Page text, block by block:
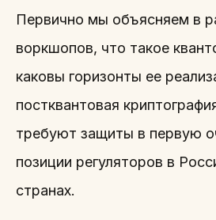
Первично мы объясняем в
воркшопов, что такое
каковы горизонты ее
постквантовая
требуют защиты в первую
позиции регуляторов в
странах.